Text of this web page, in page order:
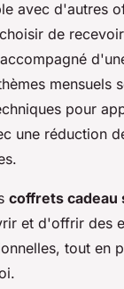
avec d'autres
de
mensuels
pour
une réduction
coffrets cadeau
et d'offrir des
tout en